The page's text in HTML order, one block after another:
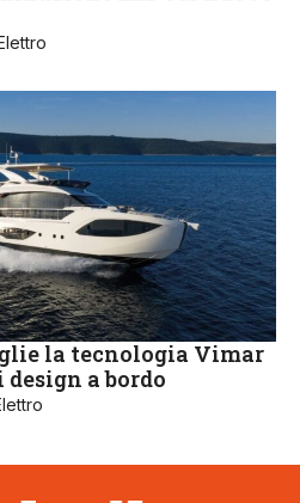
la tecnologia Vimar
design a bordo